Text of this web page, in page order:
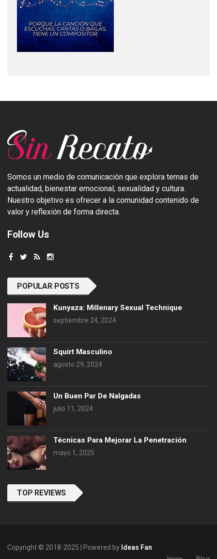
Somos un medio de comunicación que explora temas de
actualidad, bienestar emocional, sexualidad y cultura.
Nuestro objetivo es ofrecer a la comunidad contenido de
valor y reflexión de forma directa.
Follow Us
POPULAR POSTS
Kunyaza: Millenary Sexual Technique
septiembre 24, 2024
Squirt Masculino
agosto 29, 2024
Un Buen Par De Nalgadas
julio 11, 2024
Técnicas Para Mejorar La Penetración
mayo 1, 2025
TOP REVIEWS
Copyright © 2018-2025 | Powered by Ideas Fan